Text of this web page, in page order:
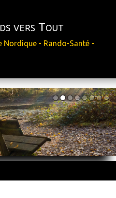
vers Tout
Nordique - Rando-Santé -